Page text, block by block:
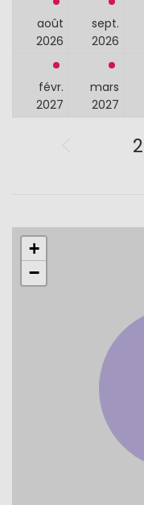
août
2026
sept.
2026
févr.
2027
mars
2027
+
−